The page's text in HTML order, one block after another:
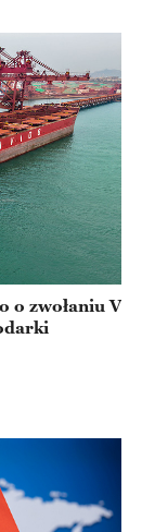
o zwołaniu V